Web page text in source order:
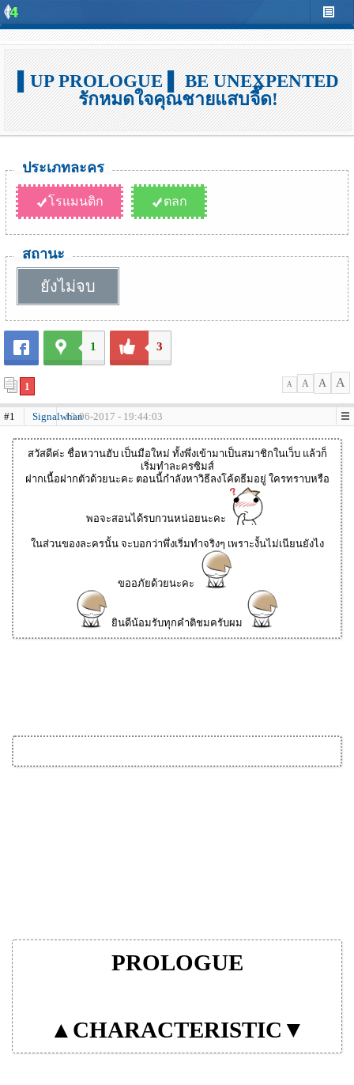
▌UP PROLOGUE ▌ BE UNEXPENTED
รักหมดใจคุณชายแสบจี๊ด!
ประเภทละคร
โรแมนติก ตลก
สถานะ
ยังไม่จบ
1 3
1 A A A A
#1 Signalwhan13-06-2017 - 19:44:03
สวัสดีค่ะ ชื่อหวานฮับ เป็นมือใหม่ ทั้งพึ่งเข้ามาเป็นสมาชิกในเว็บ แล้วก็
เริ่มทำละครซิมส์
ฝากเนื้อฝากตัวด้วยนะคะ ตอนนี้กำลังหาวิธีลงโค้ดธีมอยู่ ใครทราบหรือ
พอจะสอนได้รบกวนหน่อยนะคะ
ในส่วนของละครนั้น จะบอกว่าพึ่งเริ่มทำจริงๆ เพราะงั้นไม่เนียนยังไง
ขออภัยด้วยนะคะ
ยินดีน้อมรับทุกคำติชมครับผม
PROLOGUE
▲CHARACTERISTIC▼